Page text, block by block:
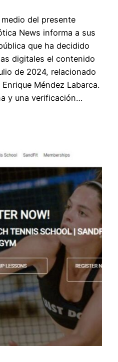
del presente
News informa a sus
que ha decidido
digitales el contenido
de 2024, relacionado
Méndez Labarca.
y una verificación…